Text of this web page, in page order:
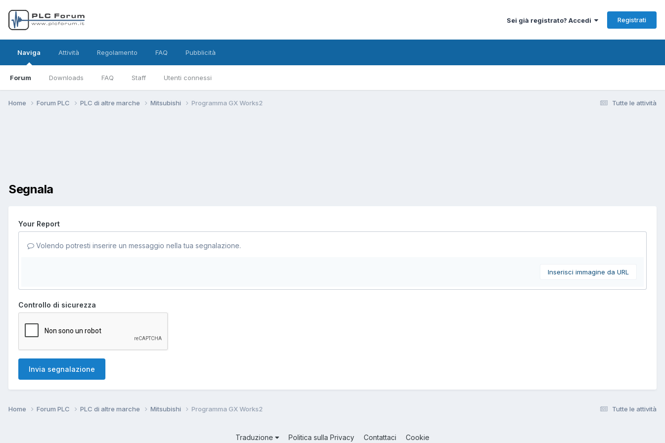
Sei già registrato? Accedi Registrati
Naviga
Forum Downloads FAQ Staff Utenti connessi
Attività Regolamento FAQ Pubblicità
Tutte le attività
Home Forum PLC PLC di altre marche Mitsubishi Programma GX Works2
Segnala
Your Report
Volendo potresti inserire un messaggio nella tua segnalazione.
Inserisci immagine da URL
Controllo di sicurezza
Invia segnalazione
Tutte le attività
Home Forum PLC PLC di altre marche Mitsubishi Programma GX Works2
Traduzione Politica sulla Privacy Contattaci Cookie